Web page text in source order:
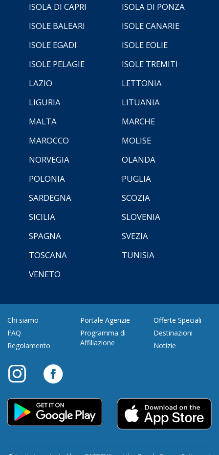
ISOLA DI CAPRI
ISOLA DI PONZA
ISOLE BALEARI
ISOLE CANARIE
ISOLE EGADI
ISOLE EOLIE
ISOLE PELAGIE
ISOLE TREMITI
LAZIO
LETTONIA
LIGURIA
LITUANIA
MALTA
MARCHE
MAROCCO
MOLISE
NORVEGIA
OLANDA
POLONIA
PUGLIA
SARDEGNA
SCOZIA
SICILIA
SLOVENIA
SPAGNA
SVEZIA
TOSCANA
TUNISIA
VENETO
Chi siamo
FAQ
Regolamento
Portale Agenzie
Programma di
Affiliazione
Offerte Speciali
Destinazioni
Notizie